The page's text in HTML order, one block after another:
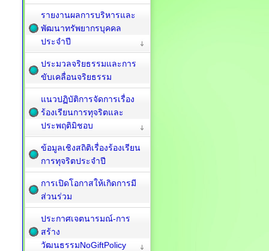
รายงานผลการบริหารและ
พัฒนาทรัพยากรบุคคล
ประจำปี
ประมวลจริยธรรมและการ
ขับเคลื่อนจริยธรรม
แนวปฏิบัติการจัดการเรื่อง
ร้องเรียนการทุจริตและ
ประพฤติมิชอบ
ข้อมูลเชิงสถิติเรื่องร้องเรียน
การทุจริตประจำปี
การเปิดโอกาสให้เกิดการมี
ส่วนร่วม
ประกาศเจตนารมณ์-การ
สร้าง
วัฒนธรรมNoGiftPolicy